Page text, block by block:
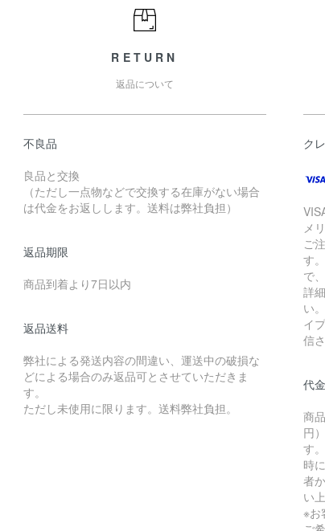
RETURN
返品について
不良品
良品と交換
（ただし一点物などで交換する在庫がない場合
は代金をお返しします。送料は弊社負担）
返品期限
商品到着より7日以内
返品送料
弊社による発送内容の間違い、運送中の破損な
どによる場合のみ返品可とさせていただきま
す。
ただし未使用に限ります。送料弊社負担。
ク
メ
ご
す
で
詳
い。
イ
信
代
商
円
す
時
者
い
※お